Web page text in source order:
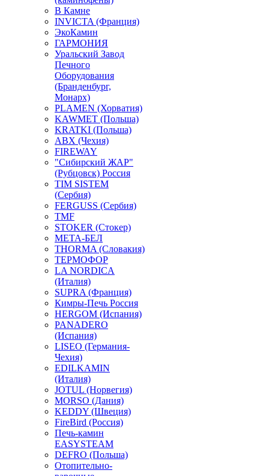
В Камне
INVICTA (Франция)
ЭкоКамин
ГАРМОНИЯ
Уральский Завод
Печного
Оборудования
(Бранденбург,
Монарх)
PLAMEN (Хорватия)
KAWMET (Польша)
KRATKI (Польша)
ABX (Чехия)
FIREWAY
"Сибирский ЖАР"
(Рубцовск) Россия
TIM SISTEM
(Сербия)
FERGUSS (Сербия)
TMF
STOKER (Стокер)
МЕТА-БЕЛ
THORMA (Словакия)
ТЕРМОФОР
LA NORDICA
(Италия)
SUPRA (Франция)
Кимры-Печь Россия
HERGOM (Испания)
PANADERO
(Испания)
LISEO (Германия-
Чехия)
EDILKAMIN
(Италия)
JOTUL (Норвегия)
MORSO (Дания)
KEDDY (Швеция)
FireBird (Россия)
Печь-камин
EASYSTEAM
DEFRO (Польша)
Отопительно-